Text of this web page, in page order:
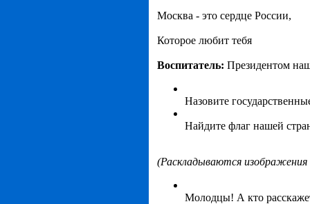
Москва - это сердце России,
Которое любит тебя
Воспитатель: Президентом
Назовите
Найдите флаг нашей
(Раскладываются
Молодцы! А кто